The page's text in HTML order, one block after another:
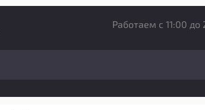
Работаем с 11:00 до